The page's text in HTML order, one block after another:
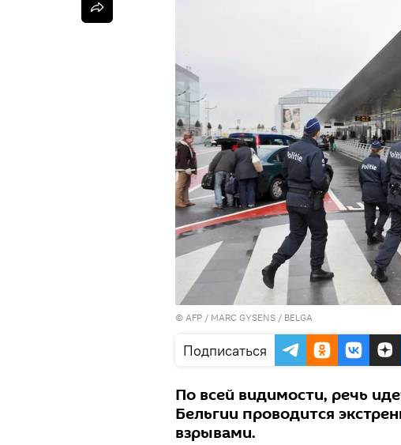
© AFP / MARC GYSENS / BELGA
Подписаться
По всей видимости, речь
Бельгии проводится
взрывами.